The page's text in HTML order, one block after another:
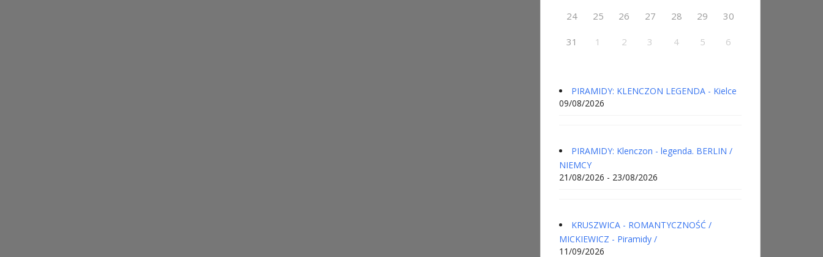
24 25 26 27 28 29 30
31 1 2 3 4 5 6
PIRAMIDY: KLENCZON LEGENDA - Kielce
09/08/2026
PIRAMIDY: Klenczon - legenda. BERLIN /
NIEMCY
21/08/2026 - 23/08/2026
KRUSZWICA - ROMANTYCZNOŚĆ /
MICKIEWICZ - Piramidy /
11/09/2026